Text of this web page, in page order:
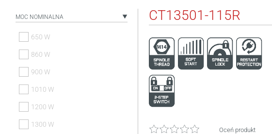
MOC NOMINALNA
650 W
860 W
900 W
1010 W
1200 W
1300 W
CT13501-115R
Oceń produkt